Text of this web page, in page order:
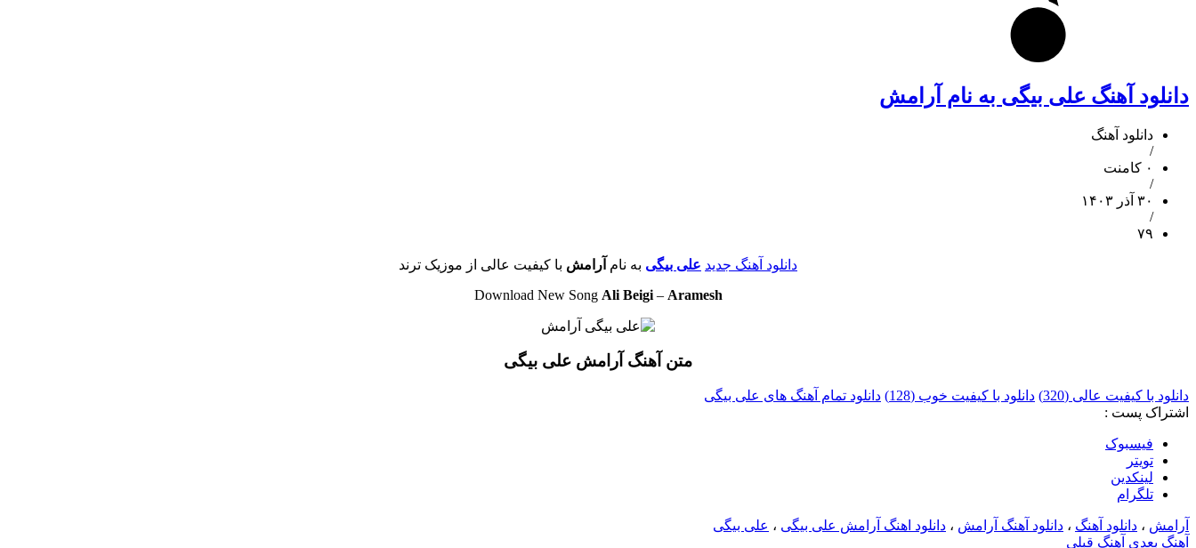
دانلود آهنگ علی بیگی به نام آرامش
دانلود آهنگ
/
۰ کامنت
/
۳۰ آذر ۱۴۰۳
/
۷۹
دانلود آهنگ جدید علی بیگی به نام آرامش با کیفیت عالی از موزیک ترند
Download New Song Ali Beigi– Aramesh
متن آهنگ آرامش علی بیگی
دانلود با کیفیت عالی (320) دانلود با کیفیت خوب (128)
دانلود تمام آهنگ های علی بیگی
اشتراک پست :
فيسبوک
تويتر
لینکدین
تلگرام
آرامش ، دانلود آهنگ ، دانلود آهنگ آرامش ، دانلود اهنگ آرامش علی بیگی ، علی بیگی
آهنگ بعدی آهنگ قبلی